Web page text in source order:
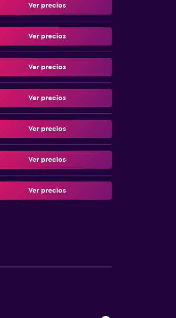
Ver precios
Ver precios
Ver precios
Ver precios
Ver precios
Ver precios
Ver precios